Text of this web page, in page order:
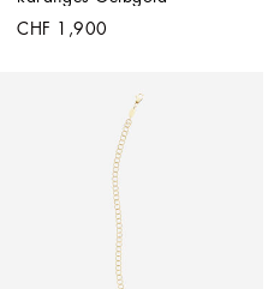
CHF 1,900